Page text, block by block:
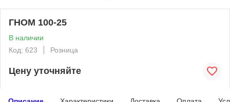
ГНОМ 100-25
В наличии
Код: 623
Розница
Цену уточняйте